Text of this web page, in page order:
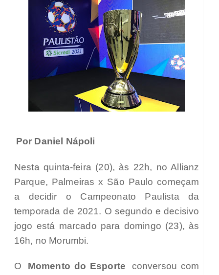
Por Daniel Nápoli
Nesta quinta-feira (20), às 22h, no Allianz
Parque, Palmeiras x São Paulo começam
a decidir o Campeonato Paulista da
temporada de 2021. O segundo e decisivo
jogo está marcado para domingo (23), às
16h, no Morumbi.
O Momento do Esporte
conversou com